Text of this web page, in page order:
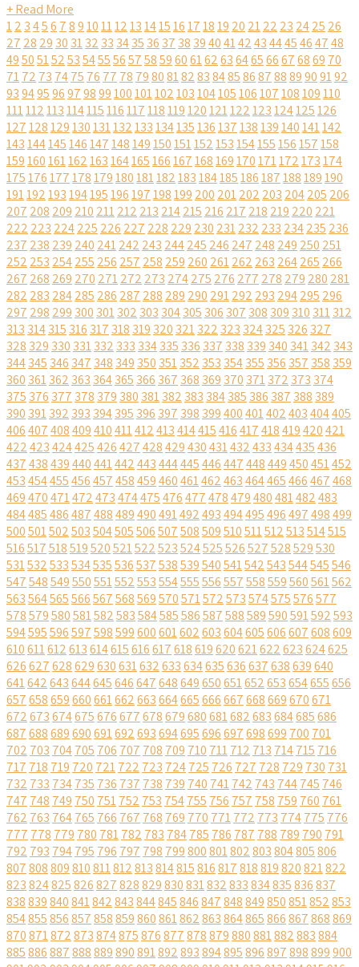
+ Read More
12 3456 78910111213141516171819 20 2122 23 2425 26
27 28 29 30 3132 33 3435 36 37 38 39404142434445464748
495051525354555657585960616263646566676869 70
7172 73 7475 76 77 78 7980818283848586878889909192
93949596979899100101102103104105106107108109110
111112113114115116117118119120121122123124125126
127128129130131132133134135136137138139140141142
143144145146147148149150151152153154155156157158
159160161162163164165166167168169170171172173174
175176177178179180181182183184185186187188189190
191192193194195196197198199 200 201202 203 204205 206
207 208 209 210 211212 213 214215 216 217 218 219 220 221
222 223 224225 226 227 228 229 230 231232 233 234235 236
237 238 239 240 241242 243 244245 246 247 248 249 250 251
252 253 254255 256 257 258 259 260 261262 263 264265 266
267 268 269 270 271272 273 274275 276 277 278 279 280 281
282 283 284285 286 287 288 289 290 291292 293 294295 296
297 298 299 300 301302 303 304305 306 307 308 309 310 311312
313 314315 316 317 318 319 320 321322 323 324325 326 327
328 329 330 331332 333 334335 336 337 338 339 340 341342 343
344345 346 347 348 349 350 351352 353 354355 356 357 358 359
360 361362 363 364365 366 367 368 369 370 371372 373 374
375 376 377 378 379 380 381382 383 384385 386 387 388 389
390 391392 393 394395 396 397 398 399400401402403404405
406407408409410411412413414415416417418419420421
422423424425426427428429430431432433434435436
437438439440441442443444445446447448449450451452
453454455456457458459460461462463464465466467468
469470471472473474475476477478479480481482483
484485486487488489490491492493494495496497498499
500501502503504505506507508509510511512513514515
516517518519520521522523524525526527528529530
531532533534535536537538539540541542543544545546
547548549550551552553554555556557558559560561562
563564565566567568569570571572573574575576577
578579580581582583584585586587588589590591592593
594595596597598599600601602603604605606607608609
610611612613614615616617618619620621622623624625
626627628629630631632633634635636637638639640
641642643644645646647648649650651652653654655656
657658659660661662663664665666667668669670671
672673674675676677678679680681682683684685686
687688689690691692693694695696697698699 700 701
702 703 704705 706 707 708 709 710 711712 713 714715 716
717 718 719 720 721722 723 724725 726 727 728 729 730 731
732 733 734735 736 737 738 739 740 741742 743 744745 746
747 748 749 750 751752 753 754755 756 757 758 759 760 761
762 763 764765 766 767 768 769 770 771772 773 774775 776
777 778 779 780 781782 783 784785 786 787 788 789 790 791
792 793 794795 796 797 798 799800801802803804805806
807808809810811812813814815816817818819820821822
823824825826827828829830831832833834835836837
838839840841842843844845846847848849850851852853
854855856857858859860861862863864865866867868869
870871872873874875876877878879880881882883884
885886887888889890891892893894895896897898899900